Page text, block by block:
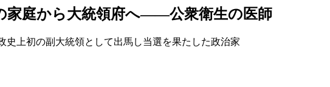
家庭から大統領府へ――公衆衛生の医師
史上初の副大統領として出馬し当選を果たした政治家